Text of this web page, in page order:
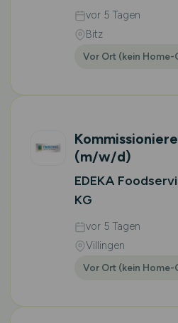
vor 5 Tagen
Bitz
Vor Ort (kein
(m/w/d)
EDEKA
KG
vor 5 Tagen
Villingen
Vor Ort (kein